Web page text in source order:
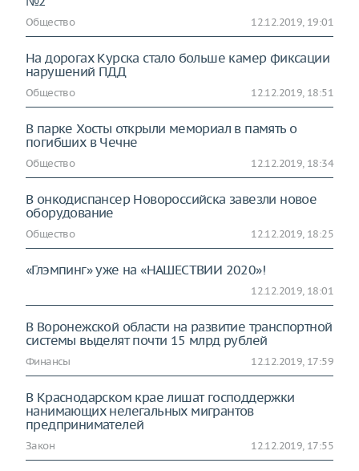
Общество 12.12.2019, 19:01
На дорогах Курска стало больше камер фиксации
нарушений ПДД
Общество 12.12.2019, 18:51
В парке Хосты открыли мемориал в память о
погибших в Чечне
Общество 12.12.2019, 18:34
В онкодиспансер Новороссийска завезли новое
оборудование
Общество 12.12.2019, 18:25
«Глэмпинг» уже на «НАШЕСТВИИ 2020»!
12.12.2019, 18:01
В Воронежской области на развитие транспортной
системы выделят почти 15 млрд рублей
Финансы 12.12.2019, 17:59
В Краснодарском крае лишат господдержки
нанимающих нелегальных мигрантов
предпринимателей
Закон 12.12.2019, 17:55